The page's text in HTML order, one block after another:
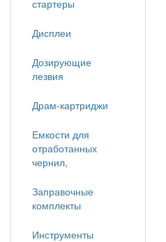
стартеры
Дисплеи
Дозирующие
лезвия
Драм-картриджи
Емкости для
отработанных
чернил,
Заправочные
комплекты
Инструменты